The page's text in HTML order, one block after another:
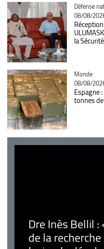
Catégorie
Défense
08/08/
la
Catégorie
Monde
08/08/
Espagne
tonnes
Dre Inès Bellil
de la